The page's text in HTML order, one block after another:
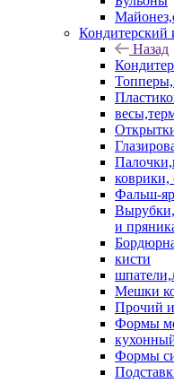
Кондитерский
Назад
Топперы,
коврики,
Фальш-
Вырубки,
и
кисти
Мешки
Прочий
Формы
Формы